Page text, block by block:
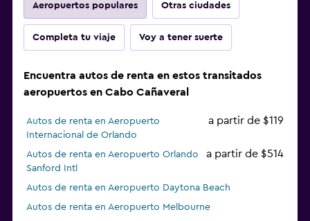
Aeropuertos populares Otras ciudades
Completa tu viaje Voy a tener suerte
Encuentra autos de renta en estos transitados
aeropuertos en Cabo Cañaveral
Autos de renta en Aeropuerto
Internacional de Orlando
a partir de $119
Autos de renta en Aeropuerto Orlando
Sanford Intl
a partir de $514
Autos de renta en Aeropuerto Daytona Beach
Autos de renta en Aeropuerto Melbourne